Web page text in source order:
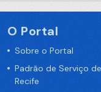
O Portal
Sobre o Portal
Padrão de Serviço
Recife